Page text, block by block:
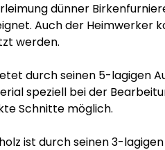
dünner
Auch der Heimwerker
werden.
durch seinen 5-lagigen
speziell bei der
Schnitte möglich.
ist durch seinen 3-